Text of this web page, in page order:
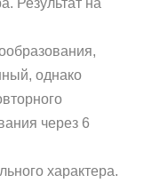
Результат на
однако
через 6
характера.